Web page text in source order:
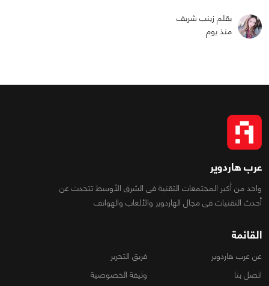
بقلم زينب شريف
منذ يوم
عرب هاردوير
واحد من أكبر المجتمعات التقنية فى الشرق الأوسط تتحدث عن
أحدث التقنيات فى مجال الهاردوير والألعاب والهواتف
القائمة
عن عرب هاردوير
فريق التحرير
اتصل بنا
وثيقة الخصوصية